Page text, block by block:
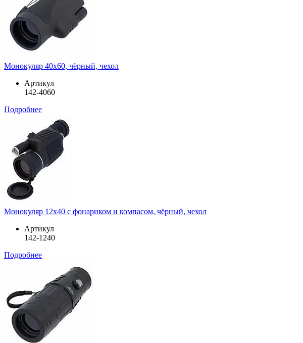
Монокуляр 40х60, чёрный, чехол
Артикул
142-4060
Подробнее
Монокуляр 12х40 с фонариком и компасом, чёрный, чехол
Артикул
142-1240
Подробнее